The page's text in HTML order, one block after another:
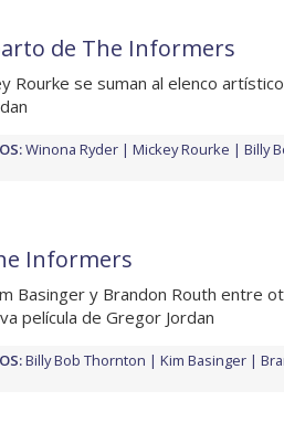
de The Informers
Rourke se suman al elenco
Winona Ryder Mickey Rourke
Billy
Informers
Basinger y Brandon Routh entre
película de Gregor Jordan
Billy Bob Thornton Kim Basinger